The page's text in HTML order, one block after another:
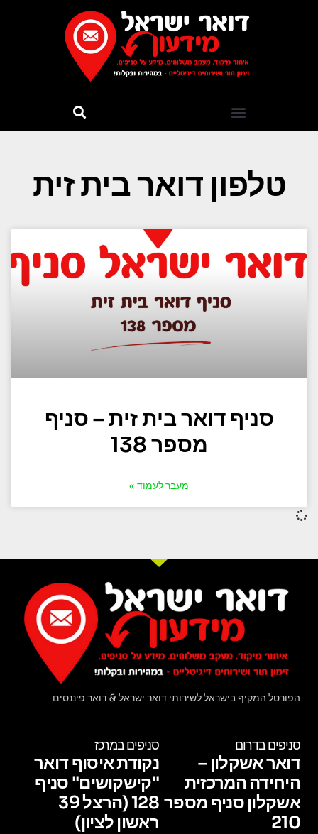
טלפון דואר בית זית
סניף דואר בית זית – סניף
מספר 138
מעבר לעמוד »
הפורטל המקיף בישראל לשירותי דואר ישראל & דואר פיננסים
סניפים בדרום
דואר אשקלון –
היחידה המרכזית
אשקלון סניף מספר
210
סניפים במרכז
נקודת איסוף דואר
"קישקושים" סניף
128 (הרצל 39
ראשון לציון)